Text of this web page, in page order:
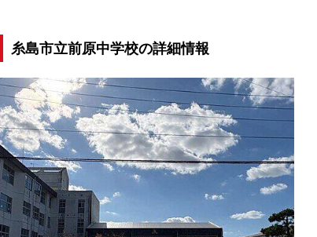
糸島市立前原中学校の詳細情報